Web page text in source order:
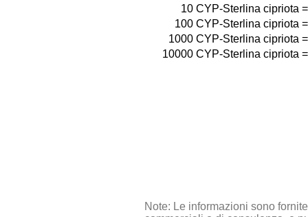
10 CYP-Sterlina cipriota =
100 CYP-Sterlina cipriota =
1000 CYP-Sterlina cipriota =
10000 CYP-Sterlina cipriota =
Note: Le informazioni sono